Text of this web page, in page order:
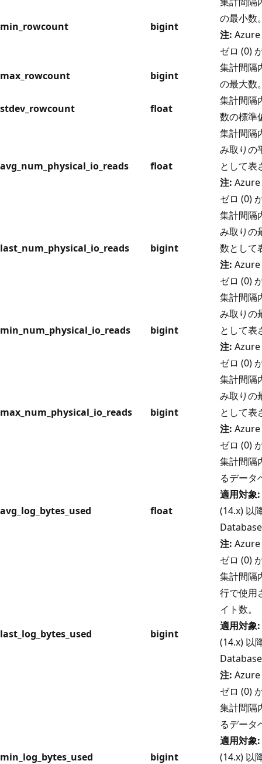
min_rowcount bigint
の最小数
注: Azure
ゼロ (0)
max_rowcount
bigint
集計間隔
の最大数
stdev_rowcount
float
集計間隔
数の標準
avg_num_physical_io_reads float
集計間隔
み取りの
として表
注: Azure
ゼロ (0)
last_num_physical_io_reads bigint
集計間隔
み取りの
数として
注: Azure
ゼロ (0)
min_num_physical_io_reads bigint
集計間隔
み取りの
として表
注: Azure
ゼロ (0)
max_num_physical_io_reads bigint
集計間隔
み取りの
として表
注: Azure
ゼロ (0)
avg_log_bytes_used float
集計間隔
るデータ
適用対象:
(14.x) 以
注: Azure
ゼロ (0)
last_log_bytes_used bigint
集計間隔
行で使用
イト数。
適用対象:
(14.x) 以
注: Azure
ゼロ (0)
min_log_bytes_used bigint
集計間隔
るデータ
適用対象:
(14.x) 以